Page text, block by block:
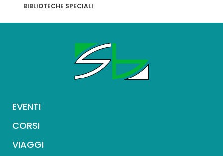
BIBLIOTECHE SPECIALI
EVENTI
CORSI
VIAGGI